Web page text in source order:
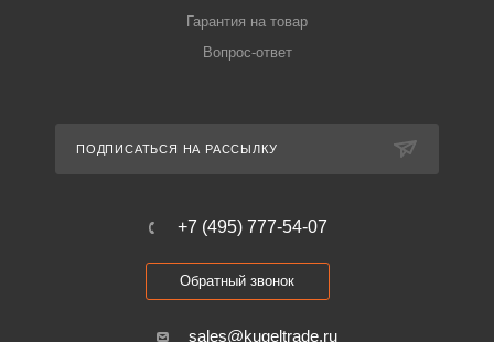
Гарантия на товар
Вопрос-ответ
ПОДПИСАТЬСЯ НА РАССЫЛКУ
+7 (495) 777-54-07
Обратный звонок
sales@kugeltrade.ru